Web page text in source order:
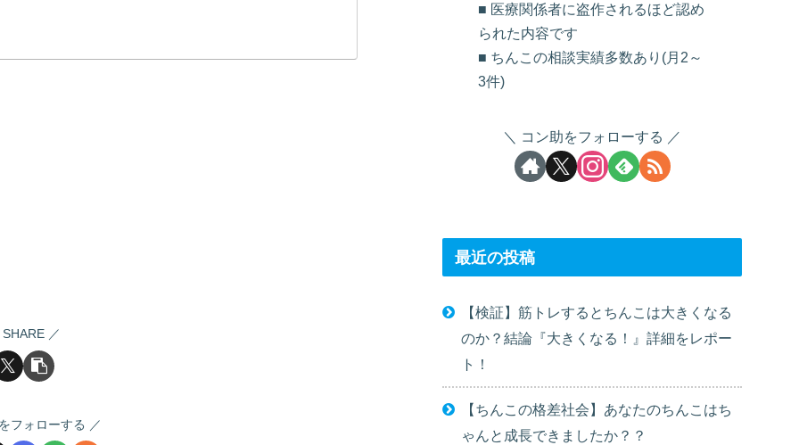
SHARE
フォローする
■ 医療関係者に盗作されるほど認め
られた内容です
■ ちんこの相談実績多数あり(月2～
3件)
コン助をフォローする
最近の投稿
【検証】筋トレするとちんこは大きくなる
のか？結論『大きくなる！』詳細をレポー
ト！
【ちんこの格差社会】あなたのちんこはち
ゃんと成長できましたか？？